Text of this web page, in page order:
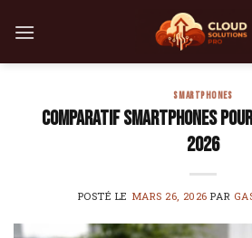
SMARTPHONES
Comparatif smartphones
2026
POSTÉ LE MARS 26, 2026 PAR